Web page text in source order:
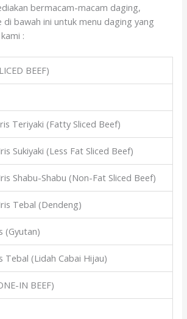
bermacam-macam daging,
di bawah ini untuk menu daging yang
:
BEEF)
Teriyaki (Fatty Sliced Beef)
Sukiyaki (Less Fat Sliced Beef)
Shabu-Shabu (Non-Fat Sliced Beef)
Tebal (Dendeng)
(Gyutan)
Tebal (Lidah Cabai Hijau)
IN BEEF)